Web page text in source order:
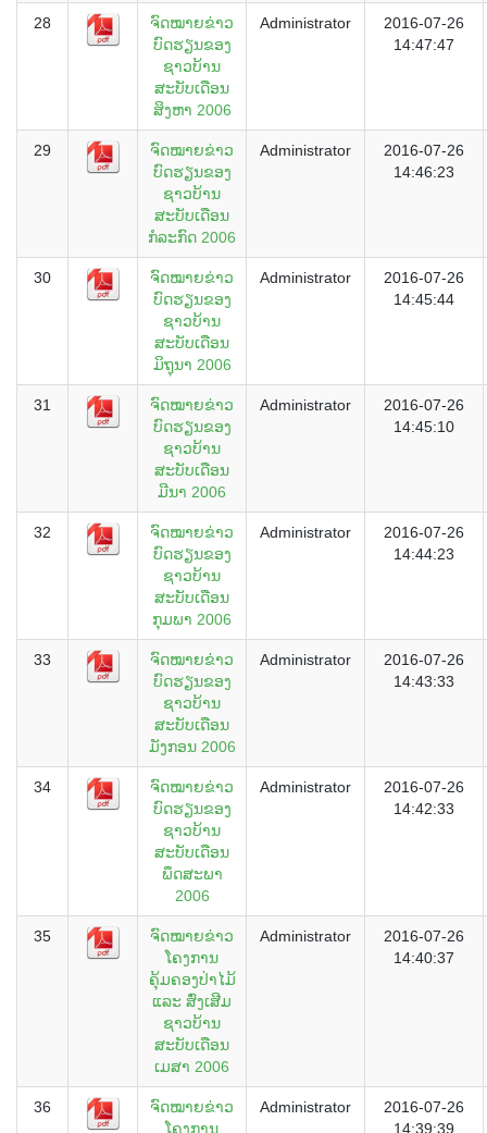
28
ຈົດໝາຍຂ່າວ
ບົດຮຽນຂອງ
ຊາວບ້ານ
ສະບັບເດືອນ
ສິງຫາ 2006
Administrator
2016-07-26
14:47:47
29
ຈົດໝາຍຂ່າວ
ບົດຮຽນຂອງ
ຊາວບ້ານ
ສະບັບເດືອນ
ກໍລະກົດ 2006
Administrator
2016-07-26
14:46:23
30
ຈົດໝາຍຂ່າວ
ບົດຮຽນຂອງ
ຊາວບ້ານ
ສະບັບເດືອນ
ມິຖຸນາ 2006
Administrator
2016-07-26
14:45:44
31
ຈົດໝາຍຂ່າວ
ບົດຮຽນຂອງ
ຊາວບ້ານ
ສະບັບເດືອນ
ມີນາ 2006
Administrator
2016-07-26
14:45:10
32
ຈົດໝາຍຂ່າວ
ບົດຮຽນຂອງ
ຊາວບ້ານ
ສະບັບເດືອນ
ກຸມພາ 2006
Administrator
2016-07-26
14:44:23
33
ຈົດໝາຍຂ່າວ
ບົດຮຽນຂອງ
ຊາວບ້ານ
ສະບັບເດືອນ
ມັງກອນ 2006
Administrator
2016-07-26
14:43:33
34
ຈົດໝາຍຂ່າວ
ບົດຮຽນຂອງ
ຊາວບ້ານ
ສະບັບເດືອນ
ພຶດສະພາ
2006
Administrator
2016-07-26
14:42:33
35
ຈົດໝາຍຂ່າວ
ໂຄງການ
ຄຸ້ມຄອງປ່າໄມ້
ແລະ ສົ່ງເສີມ
ຊາວບ້ານ
ສະບັບເດືອນ
ເມສາ 2006
Administrator
2016-07-26
14:40:37
36
ຈົດໝາຍຂ່າວ
ໂຄງການ
Administrator
2016-07-26
14:39:39